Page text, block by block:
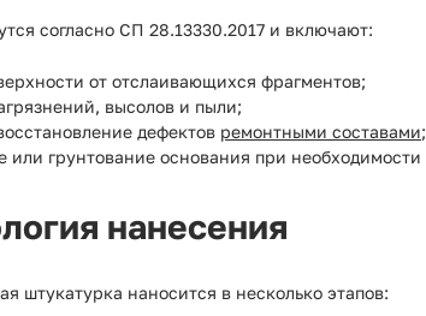
согласно СП 28.13330.2017 и включают:
от отслаивающихся фрагментов;
высолов и пыли;
дефектов ремонтными составами;
или грунтование основания при необходимости
нанесения
штукатурка наносится в несколько этапов: